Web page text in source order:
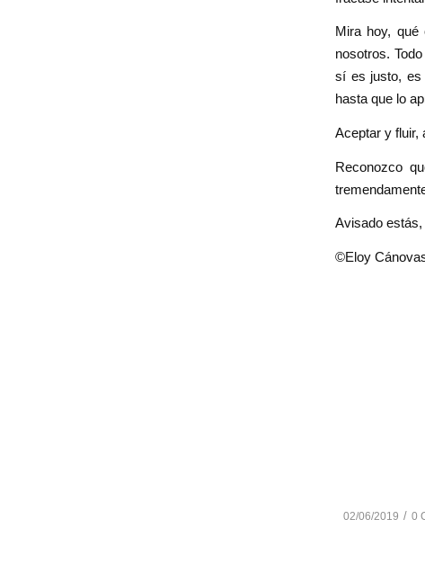
Mira hoy,
nosotros.
sí es justo, es
hasta que lo
Aceptar y fluir,
Reconozco
Avisado
©Eloy
02/06/2019 / 0